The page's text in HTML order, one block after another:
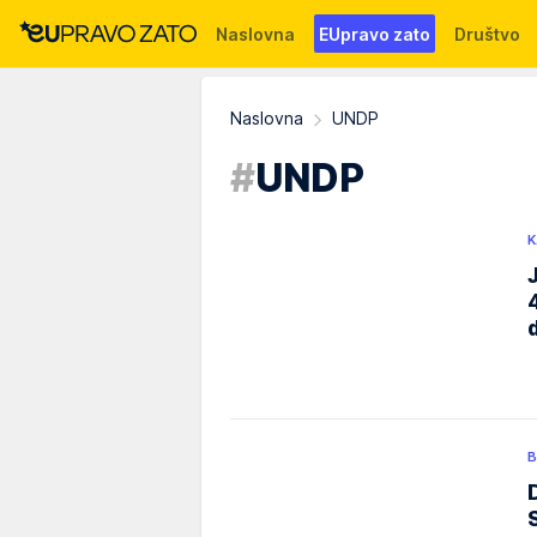
Naslovna EUpravo zato Društvo
Naslovna
UNDP
#UNDP